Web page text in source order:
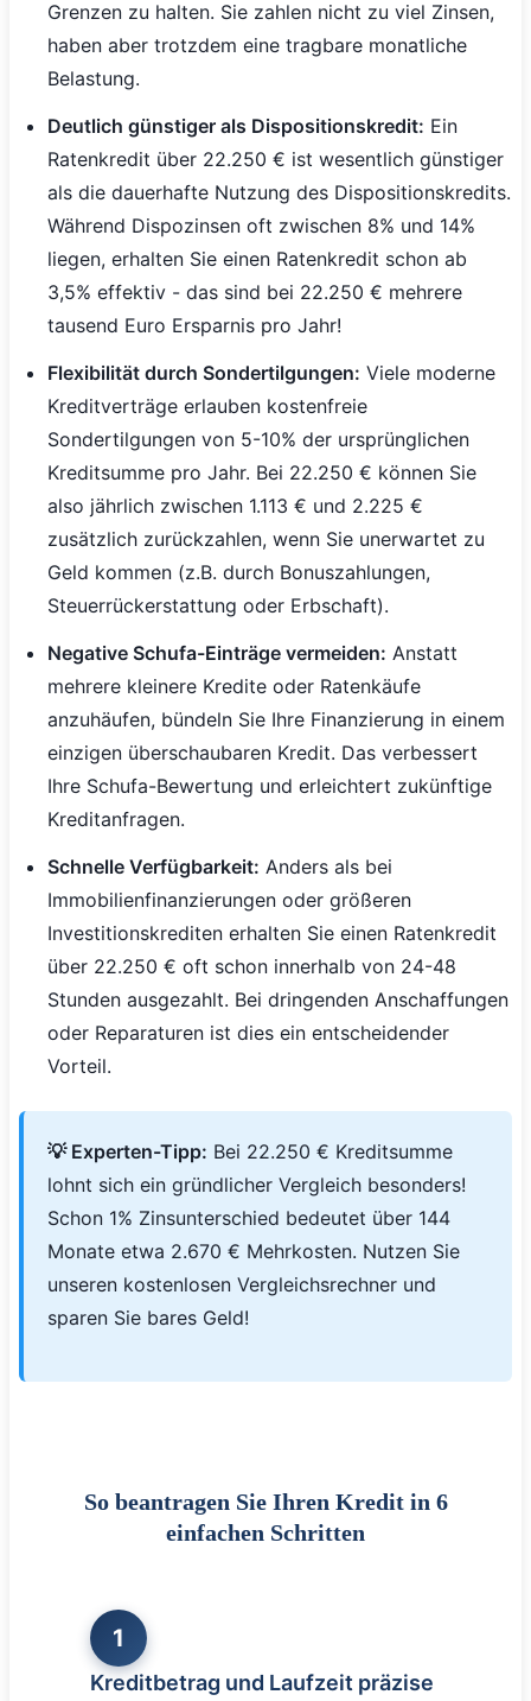
Grenzen zu halten. Sie zahlen nicht zu viel Zinsen,
haben aber trotzdem eine tragbare monatliche
Belastung.
Deutlich günstiger als Dispositionskredit: Ein
Ratenkredit über 22.250 € ist wesentlich günstiger
als die dauerhafte Nutzung des Dispositionskredits.
Während Dispozinsen oft zwischen 8% und 14%
liegen, erhalten Sie einen Ratenkredit schon ab
3,5% effektiv - das sind bei 22.250 € mehrere
tausend Euro Ersparnis pro Jahr!
Flexibilität durch Sondertilgungen: Viele moderne
Kreditverträge erlauben kostenfreie
Sondertilgungen von 5-10% der ursprünglichen
Kreditsumme pro Jahr. Bei 22.250 € können Sie
also jährlich zwischen 1.113 € und 2.225 €
zusätzlich zurückzahlen, wenn Sie unerwartet zu
Geld kommen (z.B. durch Bonuszahlungen,
Steuerrückerstattung oder Erbschaft).
Negative Schufa-Einträge vermeiden: Anstatt
mehrere kleinere Kredite oder Ratenkäufe
anzuhäufen, bündeln Sie Ihre Finanzierung in einem
einzigen überschaubaren Kredit. Das verbessert
Ihre Schufa-Bewertung und erleichtert zukünftige
Kreditanfragen.
Schnelle Verfügbarkeit: Anders als bei
Immobilienfinanzierungen oder größeren
Investitionskrediten erhalten Sie einen Ratenkredit
über 22.250 € oft schon innerhalb von 24-48
Stunden ausgezahlt. Bei dringenden Anschaffungen
oder Reparaturen ist dies ein entscheidender
Vorteil.
💡 Experten-Tipp: Bei 22.250 € Kreditsumme
lohnt sich ein gründlicher Vergleich besonders!
Schon 1% Zinsunterschied bedeutet über 144
Monate etwa 2.670 € Mehrkosten. Nutzen Sie
unseren kostenlosen Vergleichsrechner und
sparen Sie bares Geld!
So beantragen Sie Ihren Kredit in 6
einfachen Schritten
1
Kreditbetrag und Laufzeit präzise